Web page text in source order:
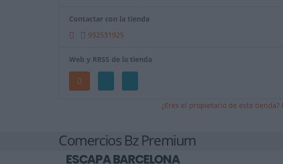
Contactar con la tienda
932531925
Web y RRSS de la tienda
¿Eres el propietario de esta tienda?
Comercios Bz Premium
ESCAPA BARCELONA